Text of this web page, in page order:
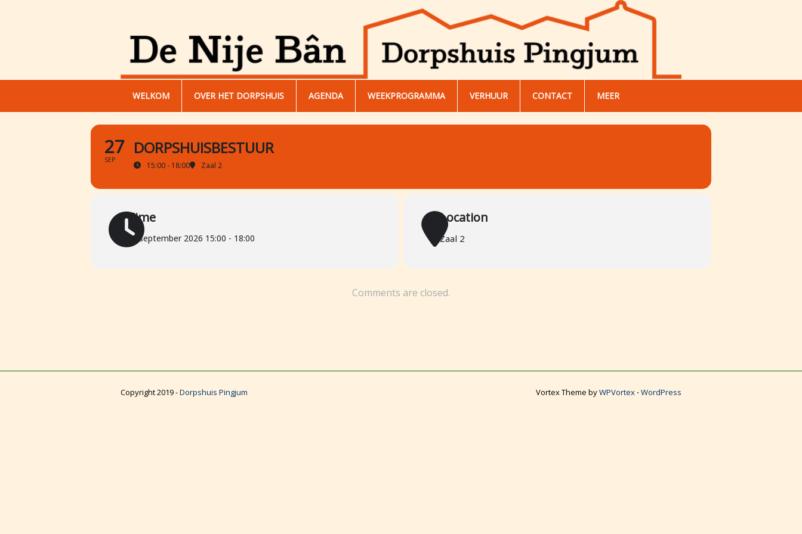
WELKOM OVER HET DORPSHUIS AGENDA WEEKPROGRAMMA VERHUUR CONTACT MEER
27
SEP
DORPSHUISBESTUUR
15:00 - 18:00 Zaal 2
Time
27 september 2026 15:00 - 18:00
Location
Zaal 2
Comments are closed.
Copyright 2019 -Dorpshuis Pingjum Vortex Theme byWPVortex ⋅ WordPress